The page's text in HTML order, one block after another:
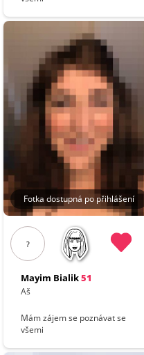
Fotka dostupná po přihlášení
?
Mayim Bialik51
Aš
Mám zájem se poznávat se
všemi